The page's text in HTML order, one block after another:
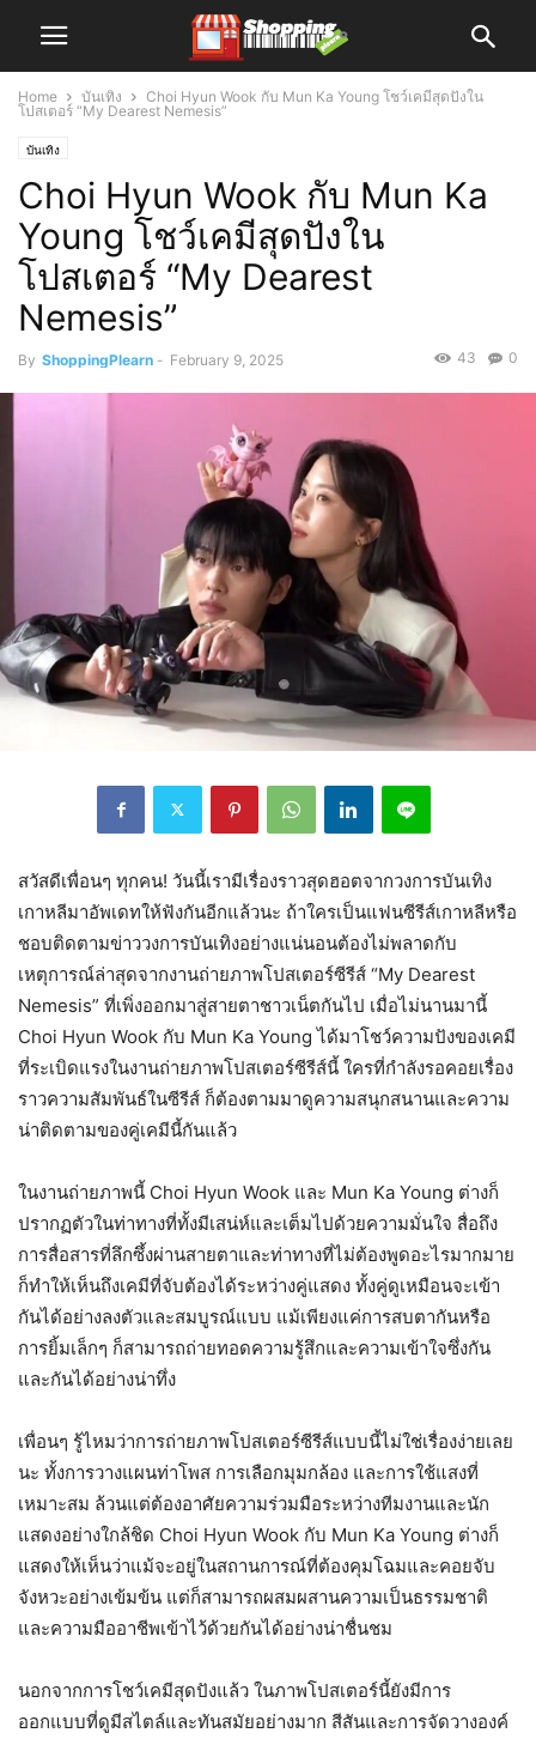
Home บันเทิง
Choi Hyun Wook กับ Mun Ka Young โชว์เคมีสุดปังใน
โปสเตอร์ “My Dearest Nemesis”
บันเทิง
Choi Hyun Wook กับ Mun Ka
Young โชว์เคมีสุดปังใน
โปสเตอร์ “My Dearest
Nemesis”
By ShoppingPlearn - February 9, 2025 0
43
สวัสดีเพื่อนๆ ทุกคน! วันนี้เรามีเรื่องราวสุดฮอตจากวงการบันเทิง
เกาหลีมาอัพเดทให้ฟังกันอีกแล้วนะ ถ้าใครเป็นแฟนซีรีส์เกาหลีหรือ
ชอบติดตามข่าววงการบันเทิงอย่างแน่นอนต้องไม่พลาดกับ
เหตุการณ์ล่าสุดจากงานถ่ายภาพโปสเตอร์ซีรีส์ “My Dearest
Nemesis” ที่เพิ่งออกมาสู่สายตาชาวเน็ตกันไป เมื่อไม่นานมานี้
Choi Hyun Wook กับ Mun Ka Young ได้มาโชว์ความปังของเคมี
ที่ระเบิดแรงในงานถ่ายภาพโปสเตอร์ซีรีส์นี้ ใครที่กำลังรอคอยเรื่อง
ราวความสัมพันธ์ในซีรีส์ ก็ต้องตามมาดูความสนุกสนานและความ
น่าติดตามของคู่เคมีนี้กันแล้ว
ในงานถ่ายภาพนี้ Choi Hyun Wook และ Mun Ka Young ต่างก็
ปรากฏตัวในท่าทางที่ทั้งมีเสน่ห์และเต็มไปด้วยความมั่นใจ สื่อถึง
การสื่อสารที่ลึกซึ้งผ่านสายตาและท่าทางที่ไม่ต้องพูดอะไรมากมาย
ก็ทำให้เห็นถึงเคมีที่จับต้องได้ระหว่างคู่แสดง ทั้งคู่ดูเหมือนจะเข้า
กันได้อย่างลงตัวและสมบูรณ์แบบ แม้เพียงแค่การสบตากันหรือ
การยิ้มเล็กๆ ก็สามารถถ่ายทอดความรู้สึกและความเข้าใจซึ่งกัน
และกันได้อย่างน่าทึ่ง
เพื่อนๆ รู้ไหมว่าการถ่ายภาพโปสเตอร์ซีรีส์แบบนี้ไม่ใช่เรื่องง่ายเลย
นะ ทั้งการวางแผนท่าโพส การเลือกมุมกล้อง และการใช้แสงที่
เหมาะสม ล้วนแต่ต้องอาศัยความร่วมมือระหว่างทีมงานและนัก
แสดงอย่างใกล้ชิด Choi Hyun Wook กับ Mun Ka Young ต่างก็
แสดงให้เห็นว่าแม้จะอยู่ในสถานการณ์ที่ต้องคุมโฉมและคอยจับ
จังหวะอย่างเข้มข้น แต่ก็สามารถผสมผสานความเป็นธรรมชาติ
และความมืออาชีพเข้าไว้ด้วยกันได้อย่างน่าชื่นชม
นอกจากการโชว์เคมีสุดปังแล้ว ในภาพโปสเตอร์นี้ยังมีการ
ออกแบบที่ดูมีสไตล์และทันสมัยอย่างมาก สีสันและการจัดวางองค์